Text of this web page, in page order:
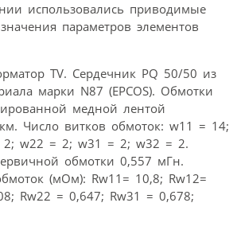
использовались приводимые
параметров элементов
TV. Сердечник PQ 50/50 из
марки N87 (EPCOS). Обмотки
медной лентой
Число витков обмоток: w11 = 14;
w22 = 2; w31 = 2; w32 = 2.
обмотки 0,557 мГн.
(мОм): Rw11= 10,8; Rw12=
Rw22 = 0,647; Rw31 = 0,678;